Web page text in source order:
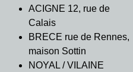
ACIGNE 12, rue de
Calais
BRECE rue de Rennes,
maison Sottin
NOYAL / VILAINE